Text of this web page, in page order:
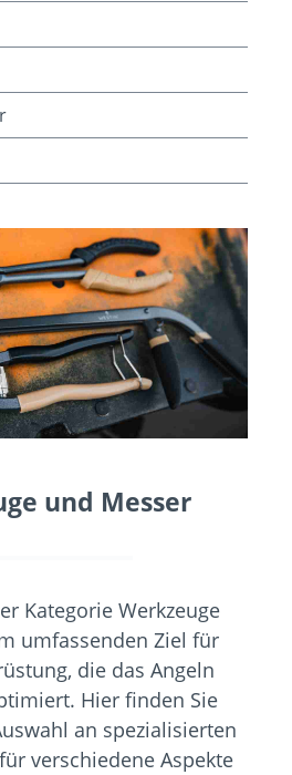
und Messer
Kategorie Werkzeuge
umfassenden Ziel für
die das Angeln
Hier finden Sie
an spezialisierten
verschiedene Aspekte